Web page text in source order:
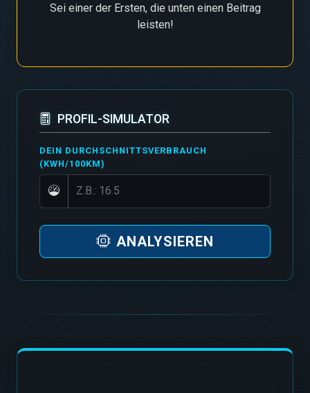
Sei einer der Ersten, die unten einen Beitrag
leisten!
PROFIL-SIMULATOR
DEIN DURCHSCHNITTSVERBRAUCH
(KWH/100KM)
ANALYSIEREN